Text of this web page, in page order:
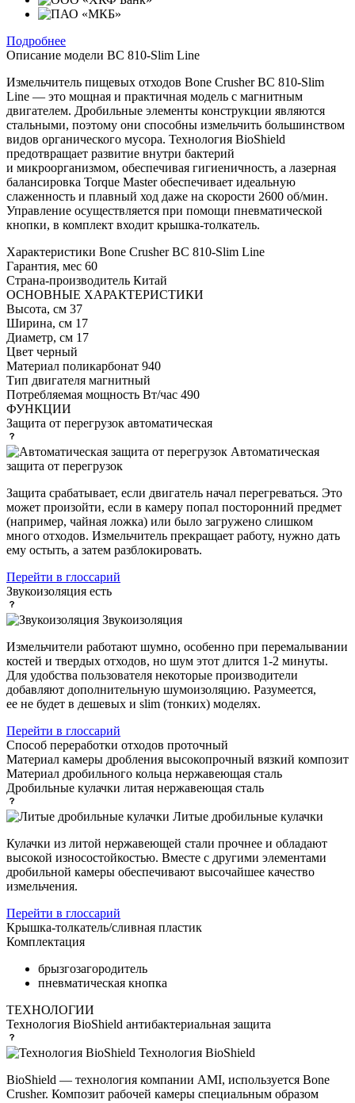
Подробнее
Описание модели BC 810-Slim Line
Измельчитель пищевых отходов Bone Crusher BC 810-Slim
Line — это мощная и практичная модель с магнитным
двигателем. Дробильные элементы конструкции являются
стальными, поэтому они способны измельчить большинством
видов органического мусора. Технология BioShield
предотвращает развитие внутри бактерий
и микроорганизмом, обеспечивая гигиеничность, а лазерная
балансировка Torque Master обеспечивает идеальную
слаженность и плавный ход даже на скорости 2600 об/мин.
Управление осуществляется при помощи пневматической
кнопки, в комплект входит крышка-толкатель.
Характеристики Bone Crusher BC 810-Slim Line
Гарантия, мес 60
Страна-производитель Китай
ОСНОВНЫЕ ХАРАКТЕРИСТИКИ
Высота, см 37
Ширина, см 17
Диаметр, см 17
Цвет черный
Материал поликарбонат 940
Тип двигателя магнитный
Потребляемая мощность Вт/час 490
ФУНКЦИИ
Защита от перегрузок автоматическая
Автоматическая
защита от перегрузок
Защита срабатывает, если двигатель начал перегреваться. Это
может произойти, если в камеру попал посторонний предмет
(например, чайная ложка) или было загружено слишком
много отходов. Измельчитель прекращает работу, нужно дать
ему остыть, а затем разблокировать.
Перейти в глоссарий
Звукоизоляция есть
Звукоизоляция
Измельчители работают шумно, особенно при перемалывании
костей и твердых отходов, но шум этот длится 1-2 минуты.
Для удобства пользователя некоторые производители
добавляют дополнительную шумоизоляцию. Разумеется,
ее не будет в дешевых и slim (тонких) моделях.
Перейти в глоссарий
Способ переработки отходов проточный
Материал камеры дробления высокопрочный вязкий композит
Материал дробильного кольца нержавеющая сталь
Дробильные кулачки литая нержавеющая сталь
Литые дробильные кулачки
Кулачки из литой нержавеющей стали прочнее и обладают
высокой износостойкостью. Вместе с другими элементами
дробильной камеры обеспечивают высочайшее качество
измельчения.
Перейти в глоссарий
Крышка-толкатель/сливная пластик
Комплектация
брызгозагородитель
пневматическая кнопка
ТЕХНОЛОГИИ
Технология BioShield антибактериальная защита
Технология BioShield
BioShield — технология компании AMI, используется Bone
Crusher. Композит рабочей камеры специальным образом